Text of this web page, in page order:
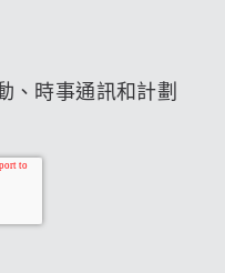
、時事通訊和計劃